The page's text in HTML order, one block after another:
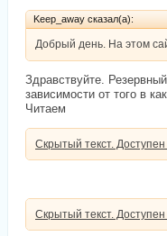
Keep_away сказал(а):
Добрый день. На этом
Здравствуйте.
зависимости от того в
Читаем
Скрытый текст.
Скрытый текст.